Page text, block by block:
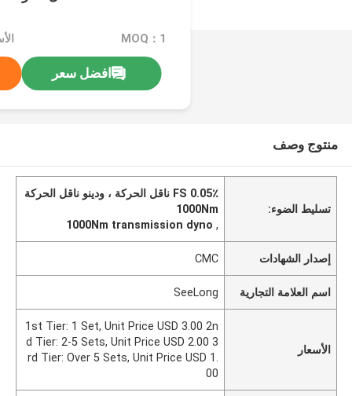
MOQ：1
افضل سعر
منتوج وصف
تسليط الضوء:
0.05٪ FS ناقل الحركة ، ودينو ناقل الحركة
1000Nm
,
1000Nm transmission dyno
إصدار الشهادات CMC
اسم العلامة التجارية SeeLong
الأسعار
1st Tier: 1 Set, Unit Price USD 3.00 2n
d Tier: 2-5 Sets, Unit Price USD 2.00 3
rd Tier: Over 5 Sets, Unit Price USD 1.
00